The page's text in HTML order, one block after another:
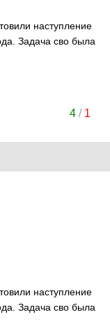
наступление
Задача сво была
4/ 1
наступление
Задача сво была